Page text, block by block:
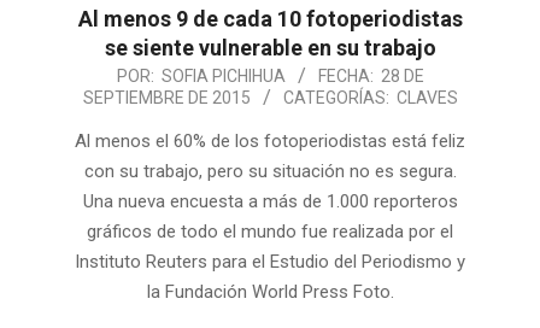
Al menos 9 de cada 10 fotoperiodistas
se siente vulnerable en su trabajo
POR: SOFIA PICHIHUA FECHA: 28 DE
SEPTIEMBRE DE 2015
CATEGORÍAS: CLAVES
Al menos el 60% de los fotoperiodistas está feliz
con su trabajo, pero su situación no es segura.
Una nueva encuesta a más de 1.000 reporteros
gráficos de todo el mundo fue realizada por el
Instituto Reuters para el Estudio del Periodismo y
la Fundación World Press Foto.